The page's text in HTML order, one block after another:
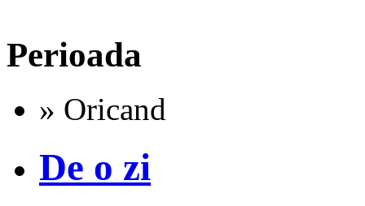
Perioada
» Oricand
De o zi